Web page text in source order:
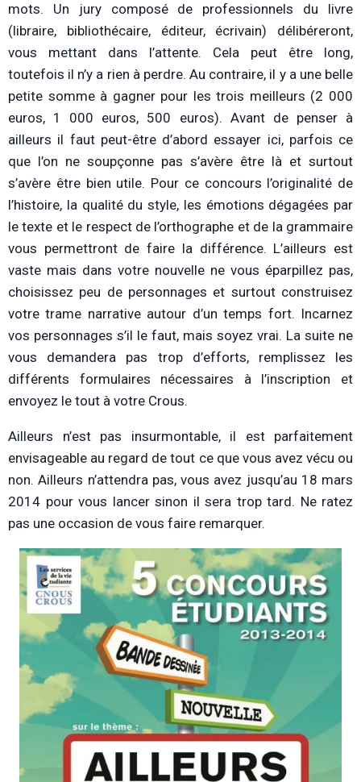
mots. Un jury composé de professionnels du livre
(libraire, bibliothécaire, éditeur, écrivain) délibéreront,
vous mettant dans l’attente. Cela peut être long,
toutefois il n’y a rien à perdre. Au contraire, il y a une belle
petite somme à gagner pour les trois meilleurs (2 000
euros, 1 000 euros, 500 euros). Avant de penser à
ailleurs il faut peut-être d’abord essayer ici, parfois ce
que l’on ne soupçonne pas s’avère être là et surtout
s’avère être bien utile. Pour ce concours l’originalité de
l’histoire, la qualité du style, les émotions dégagées par
le texte et le respect de l’orthographe et de la grammaire
vous permettront de faire la différence. L’ailleurs est
vaste mais dans votre nouvelle ne vous éparpillez pas,
choisissez peu de personnages et surtout construisez
votre trame narrative autour d’un temps fort. Incarnez
vos personnages s’il le faut, mais soyez vrai. La suite ne
vous demandera pas trop d’efforts, remplissez les
différents formulaires nécessaires à l’inscription et
envoyez le tout à votre Crous.
Ailleurs n’est pas insurmontable, il est parfaitement
envisageable au regard de tout ce que vous avez vécu ou
non. Ailleurs n’attendra pas, vous avez jusqu’au 18 mars
2014 pour vous lancer sinon il sera trop tard. Ne ratez
pas une occasion de vous faire remarquer.